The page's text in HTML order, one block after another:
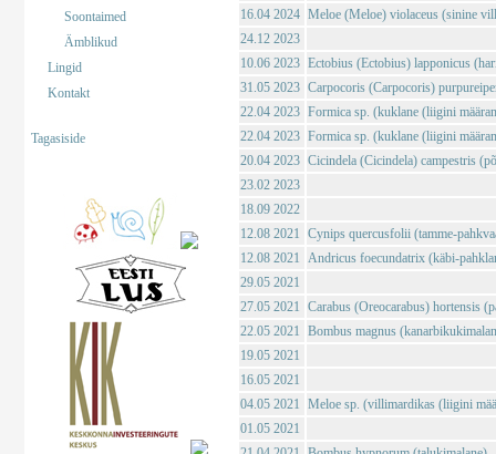
Soontaimed
Ämblikud
Lingid
Kontakt
Tagasiside
16.04 2024 Meloe (Meloe) violaceus (sinine
24.12 2023
10.06 2023 Ectobius (Ectobius) lapponicus
31.05 2023 Carpocoris (Carpocoris)
22.04 2023 Formica sp. (kuklane (liigini
22.04 2023 Formica sp. (kuklane (liigini
20.04 2023 Cicindela (Cicindela) campestris
23.02 2023
18.09 2022
12.08 2021 Cynips quercusfolii (tamme-
12.08 2021 Andricus foecundatrix (käbi-
29.05 2021
27.05 2021 Carabus (Oreocarabus) hortensis
22.05 2021 Bombus magnus
19.05 2021
16.05 2021
04.05 2021 Meloe sp. (villimardikas (liigini
01.05 2021